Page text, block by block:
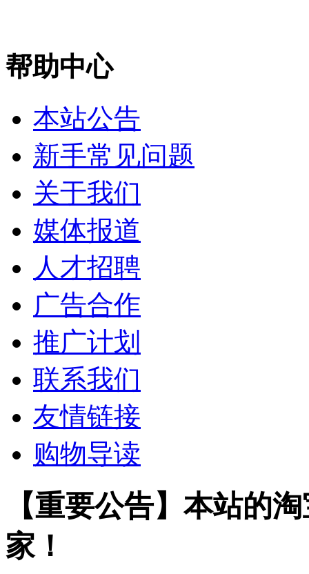
帮助中心
本站公告
新手常见问题
关于我们
媒体报道
人才招聘
广告合作
推广计划
联系我们
友情链接
购物导读
【重要公告】本站的
家！